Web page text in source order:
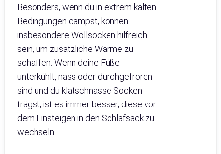
Besonders, wenn du in extrem kalten
Bedingungen campst, können
insbesondere Wollsocken hilfreich
sein, um zusätzliche Wärme zu
schaffen. Wenn deine Füße
unterkühlt, nass oder durchgefroren
sind und du klatschnasse Socken
trägst, ist es immer besser, diese vor
dem Einsteigen in den Schlafsack zu
wechseln.